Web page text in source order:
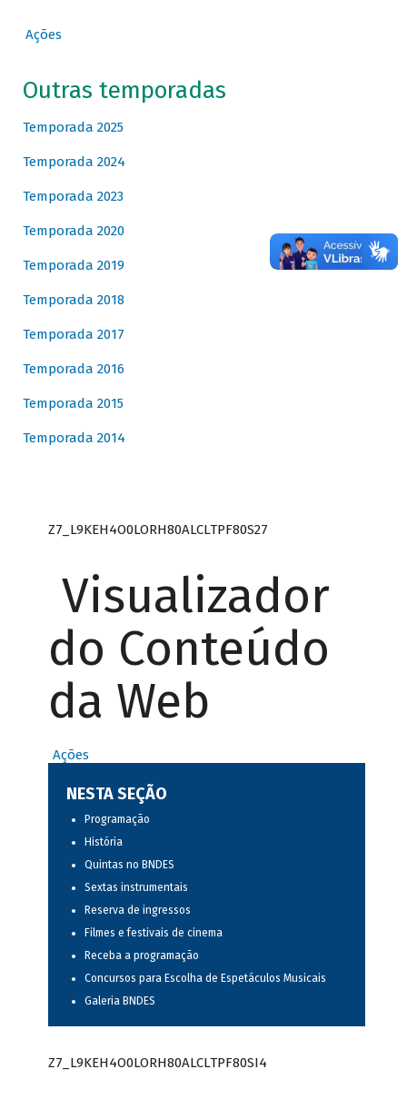
Ações
Outras temporadas
Temporada 2025
Temporada 2024
Temporada 2023
Temporada 2020
Temporada 2019
Temporada 2018
Temporada 2017
Temporada 2016
Temporada 2015
Temporada 2014
Z7_L9KEH4O0LORH80ALCLTPF80S27
Visualizador
do Conteúdo
da Web
Ações
NESTA SEÇÃO
Programação
História
Quintas no BNDES
Sextas instrumentais
Reserva de ingressos
Filmes e festivais de cinema
Receba a programação
Concursos para Escolha de Espetáculos Musicais
Galeria BNDES
Z7_L9KEH4O0LORH80ALCLTPF80SI4